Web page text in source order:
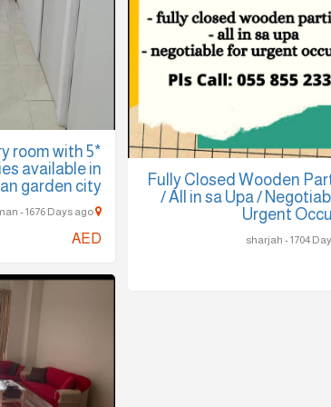
room with 5*
available in
garden city
ajman - 1676 Days ago
AED
Fully Closed Wooden
/ All in sa Upa /
Urgent